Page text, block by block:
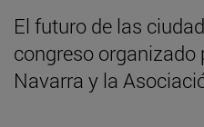
El futuro de las
congreso organizado
Navarra y la